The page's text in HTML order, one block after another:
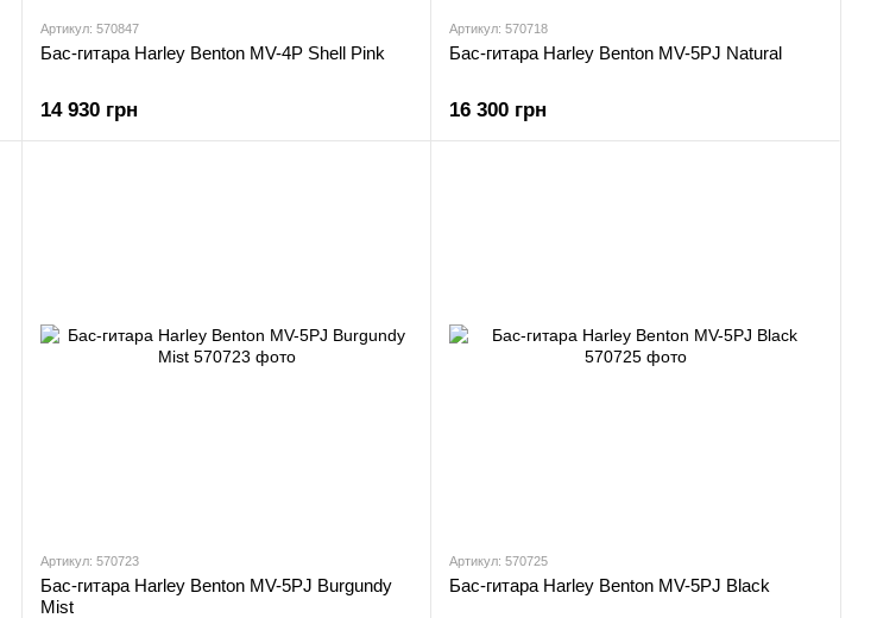
Артикул: 570847
Бас-гитара Harley Benton MV-4P Shell Pink
14 930 грн
Артикул: 570718
Бас-гитара Harley Benton MV-5PJ Natural
16 300 грн
Артикул: 570723
Бас-гитара Harley Benton MV-5PJ Burgundy
Mist
Артикул: 570725
Бас-гитара Harley Benton MV-5PJ Black